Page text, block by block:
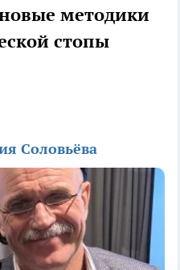
методики
стопы
Соловьёва